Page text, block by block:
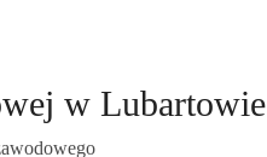
w Lubartowie